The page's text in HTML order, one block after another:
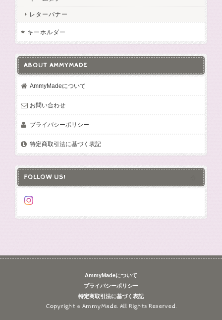
レターバナー
キーホルダー
ABOUT AMMYMADE
AmmyMadeについて
お問い合わせ
プライバシーポリシー
特定商取引法に基づく表記
FOLLOW US!
AmmyMadeについて
プライバシーポリシー
特定商取引法に基づく表記
Copyright © AmmyMade. All Rights Reserved.